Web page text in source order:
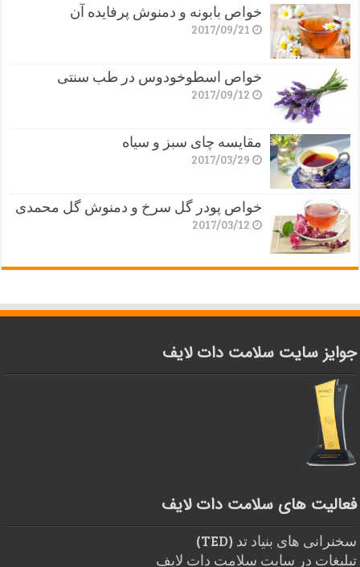
خواص بابونه و دمنوش پرفایده آن
2017/09/21
خواص اسطوخودوس در طب سنتی
2017/09/12
مقایسه چای سبز و سیاه
2017/03/29
خواص پودر گل سرخ و دمنوش گل محمدی
2017/03/12
جوایز سایت سلامت دات لایف
فعالیت های سلامت دات لایف
سخنرانی های بنیاد تد (TED)
تبلیغات در سایت سلامت دات لایف